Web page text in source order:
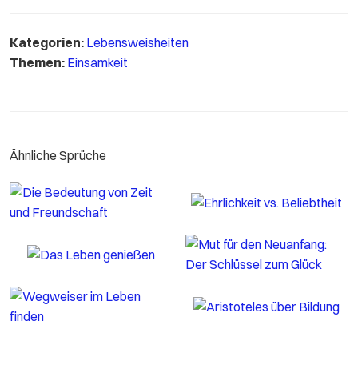
Kategorien: Lebensweisheiten
Themen: Einsamkeit
Ähnliche Sprüche